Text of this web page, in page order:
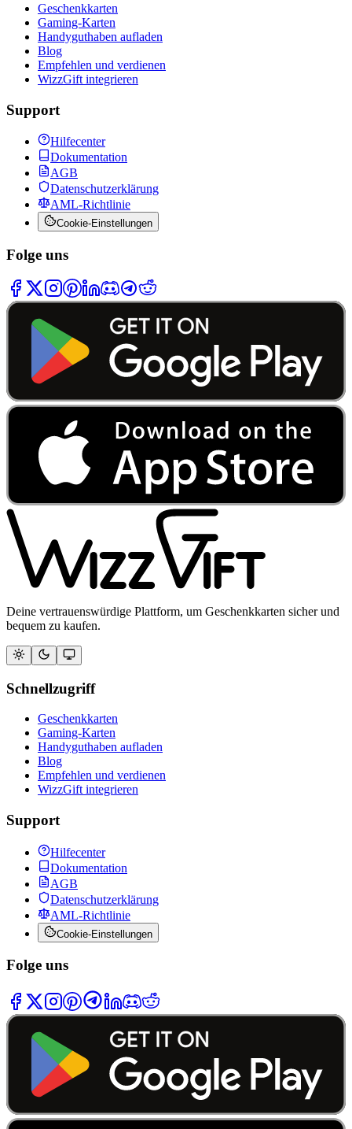
Geschenkkarten
Gaming-Karten
Handyguthaben aufladen
Blog
Empfehlen und verdienen
WizzGift integrieren
Support
Hilfecenter
Dokumentation
AGB
Datenschutzerklärung
AML-Richtlinie
Cookie-Einstellungen
Folge uns
Deine vertrauenswürdige Plattform, um Geschenkkarten sicher und
bequem zu kaufen.
Schnellzugriff
Geschenkkarten
Gaming-Karten
Handyguthaben aufladen
Blog
Empfehlen und verdienen
WizzGift integrieren
Support
Hilfecenter
Dokumentation
AGB
Datenschutzerklärung
AML-Richtlinie
Cookie-Einstellungen
Folge uns